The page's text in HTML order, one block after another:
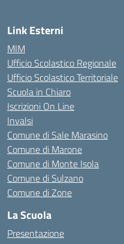
Link Esterni
MIM
Ufficio Scolastico Regionale
Ufficio Scolastico Territoriale
Scuola in Chiaro
Iscrizioni On Line
Invalsi
Comune di Sale Marasino
Comune di Marone
Comune di Monte Isola
Comune di Sulzano
Comune di Zone
La Scuola
Presentazione